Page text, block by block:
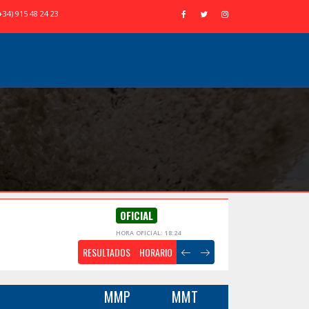
915 48 24 23
OFICIAL
HORA OFICIAL: 18:24
RESULTADOS HORARIO
MMP MMT